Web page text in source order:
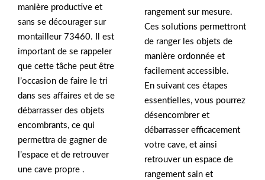
manière productive et
sans se décourager sur
montailleur 73460. Il est
important de se rappeler
que cette tâche peut être
l’occasion de faire le tri
dans ses affaires et de se
débarrasser des objets
encombrants, ce qui
permettra de gagner de
l’espace et de retrouver
une cave propre .
rangement sur mesure.
Ces solutions permettront
de ranger les objets de
manière ordonnée et
facilement accessible.
En suivant ces étapes
essentielles, vous pourrez
désencombrer et
débarrasser efficacement
votre cave, et ainsi
retrouver un espace de
rangement sain et